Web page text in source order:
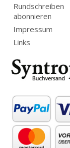
Rundschreiben
abonnieren
Impressum
Links